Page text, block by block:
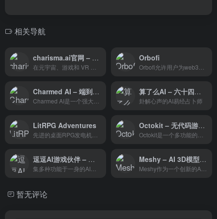
相关导航
charisma.ai官网 – 高级机器学习提供的虚拟角色互动平台 Orbofi
Charmed AI – 端到端的人工智能工具包 算了么AI – 六十四卦占卜牌
卦解心声的AI易经占卜师
LitRPG Adventures Octokit – 无代码游戏创作平台
逗逗AI游戏伙伴 – 懂游戏，更懂你 Meshy – AI 3D模型生成器
暂无评论